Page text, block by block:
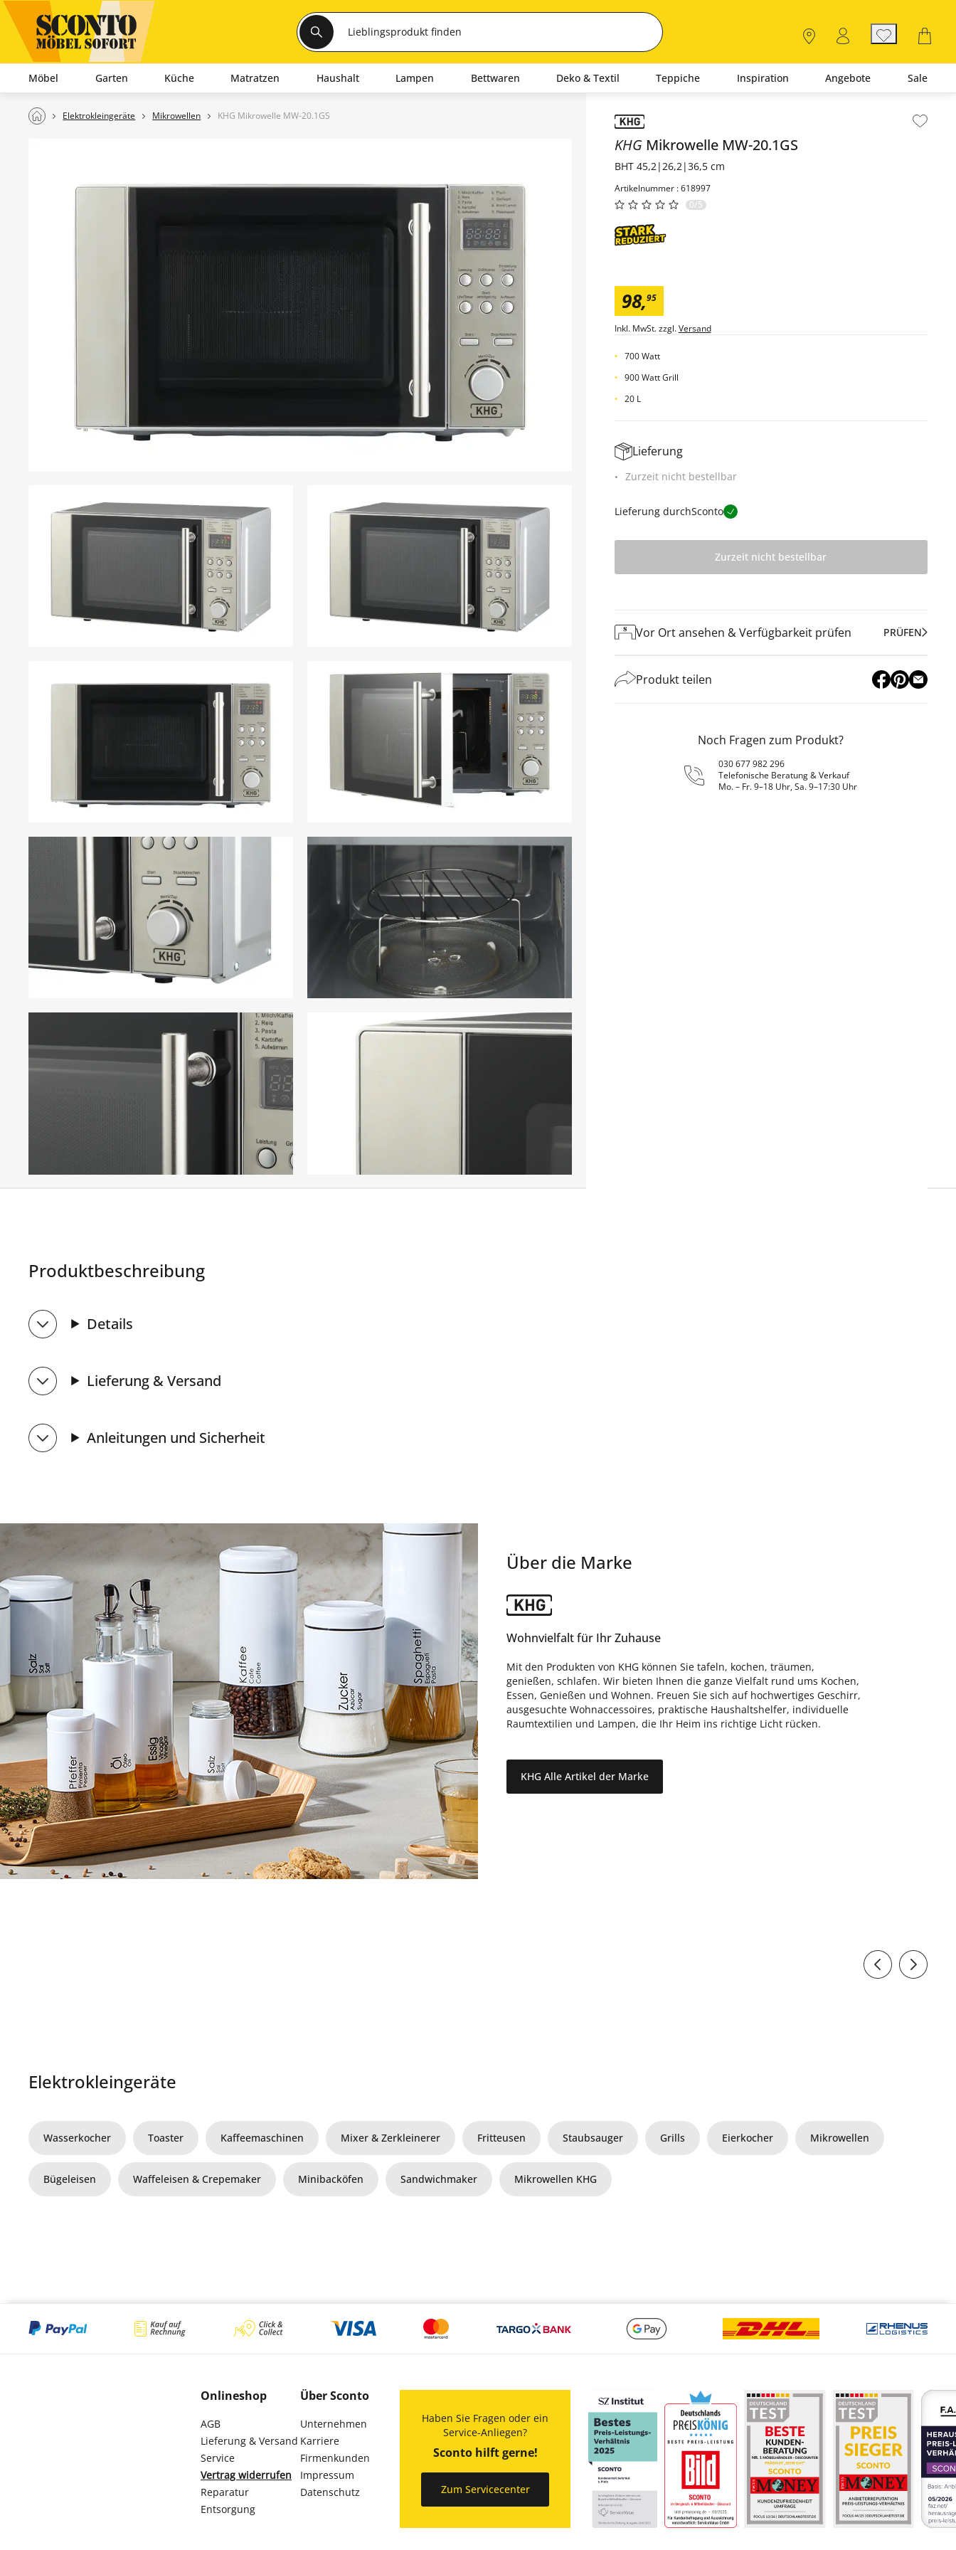
Möbel Garten Küche Matratzen Haushalt Lampen Bettwaren Deko & Textil Teppiche Inspiration Angebote Sale
Elektrokleingeräte Mikrowellen KHG Mikrowelle MW-20.1GS Inhalt der Seitenleiste überspringen - Zum Seitenende
KHG Mikrowelle MW-20.1GS
BHT 45,2|26,2|36,5 cm
Artikelnummer : 618997
0/5
98,95
Inkl. MwSt. zzgl.Versand
700 Watt
900 Watt Grill
20 L
Lieferung
Zurzeit nicht bestellbar
Lieferung durchSconto
Zurzeit nicht bestellbar
Vor Ort ansehen & Verfügbarkeit prüfen PRÜFEN
Produkt teilen
Noch Fragen zum Produkt?
030 677 982 296
Telefonische Beratung & Verkauf
Mo. – Fr. 9–18 Uhr, Sa. 9–17:30 Uhr
Produktbeschreibung
Details
Lieferung & Versand
Anleitungen und Sicherheit
Über die Marke
Wohnvielfalt für Ihr Zuhause
Mit den Produkten von KHG können Sie tafeln, kochen, träumen,
genießen, schlafen. Wir bieten Ihnen die ganze Vielfalt rund ums Kochen,
Essen, Genießen und Wohnen. Freuen Sie sich auf hochwertiges Geschirr,
ausgesuchte Wohnaccessoires, praktische Haushaltshelfer, individuelle
Raumtextilien und Lampen, die Ihr Heim ins richtige Licht rücken.
KHG Alle Artikel der Marke
Elektrokleingeräte
Wasserkocher Toaster Kaffeemaschinen Mixer & Zerkleinerer Fritteusen Staubsauger Grills Eierkocher Mikrowellen
Bügeleisen Waffeleisen & Crepemaker Minibacköfen Sandwichmaker Mikrowellen KHG
Onlineshop
AGB
Lieferung & Versand
Service
Vertrag widerrufen
Reparatur
Entsorgung
Über Sconto
Unternehmen
Karriere
Firmenkunden
Impressum
Datenschutz
Haben Sie Fragen oder ein
Service-Anliegen?
Sconto hilft gerne!
Zum Servicecenter